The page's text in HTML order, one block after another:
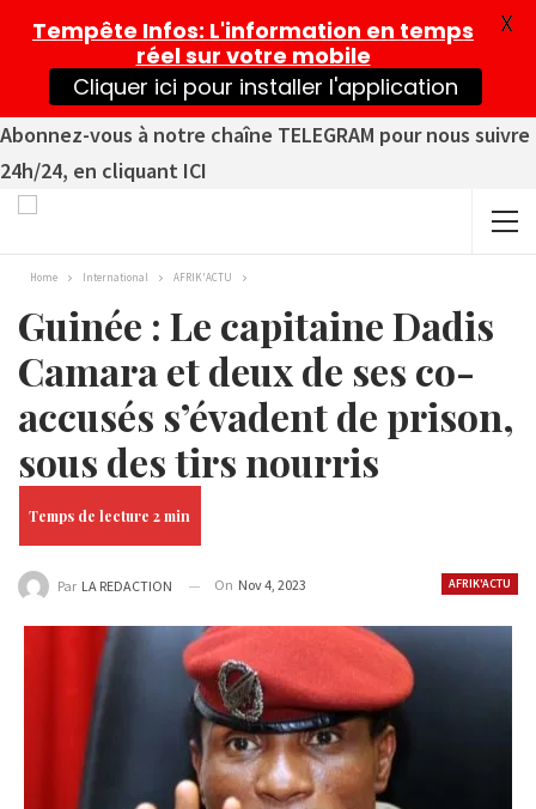
Abonnez-vous à notre chaîne TELEGRAM pour nous suivre
24h/24, en cliquant ICI
Home International AFRIK'ACTU
Guinée : Le capitaine Dadis
Camara et deux de ses co-
accusés s’évadent de prison,
sous des tirs nourris
AFRIK'ACTU
Par LA REDACTION On Nov 4, 2023
Tempête Infos: L'information en temps
réel sur votre mobile
Cliquer ici pour installer l'application
X